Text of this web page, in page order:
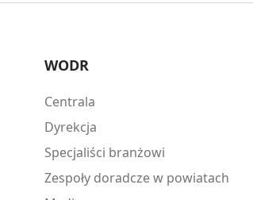
WODR
Centrala
Dyrekcja
Specjaliści branżowi
Zespoły doradcze w powiatach